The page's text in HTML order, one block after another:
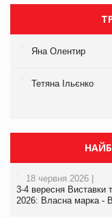
Яна Олентир
Тетяна Ільєнко
18 червня 2026 |
3-4 вересня Виставки
2026: Власна марка -